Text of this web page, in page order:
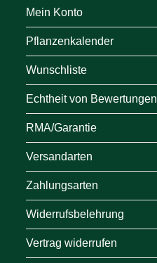
Mein Konto
Pflanzenkalender
Wunschliste
Echtheit von Bewertungen
RMA/Garantie
Versandarten
Zahlungsarten
Widerrufsbelehrung
Vertrag widerrufen